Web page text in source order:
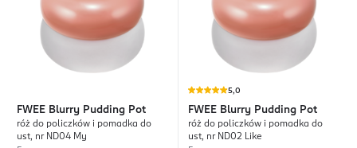
FWEE Blurry Pudding Pot
róż do policzków i pomadka do
ust, nr ND04 My
5,0
FWEE Blurry Pudding Pot
róż do policzków i pomadka do
ust, nr ND02 Like